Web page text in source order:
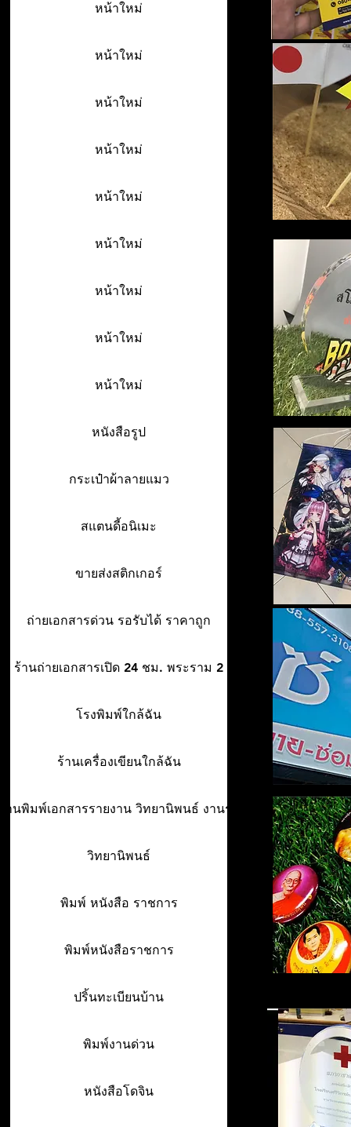
หน้าใหม่
หน้าใหม่
หน้าใหม่
หน้าใหม่
หน้าใหม่
หน้าใหม่
หน้าใหม่
หน้าใหม่
หน้าใหม่
หนังสือรูป
กระเป๋าผ้าลายแมว
สแตนดี้อนิเมะ
ขายส่งสติกเกอร์
ถ่ายเอกสารด่วน รอรับได้ ราคาถูก
ร้านถ่ายเอกสารเปิด 24 ชม. พระราม 2
โรงพิมพ์ใกล้ฉัน
ร้านเครื่องเขียนใกล้ฉัน
านพิมพ์เอกสารรายงาน วิทยานิพนธ์ งานรา
วิทยานิพนธ์
พิมพ์ หนังสือ ราชการ
พิมพ์หนังสือราชการ
ปริ้นทะเบียนบ้าน
พิมพ์งานด่วน
หนังสือโดจิน